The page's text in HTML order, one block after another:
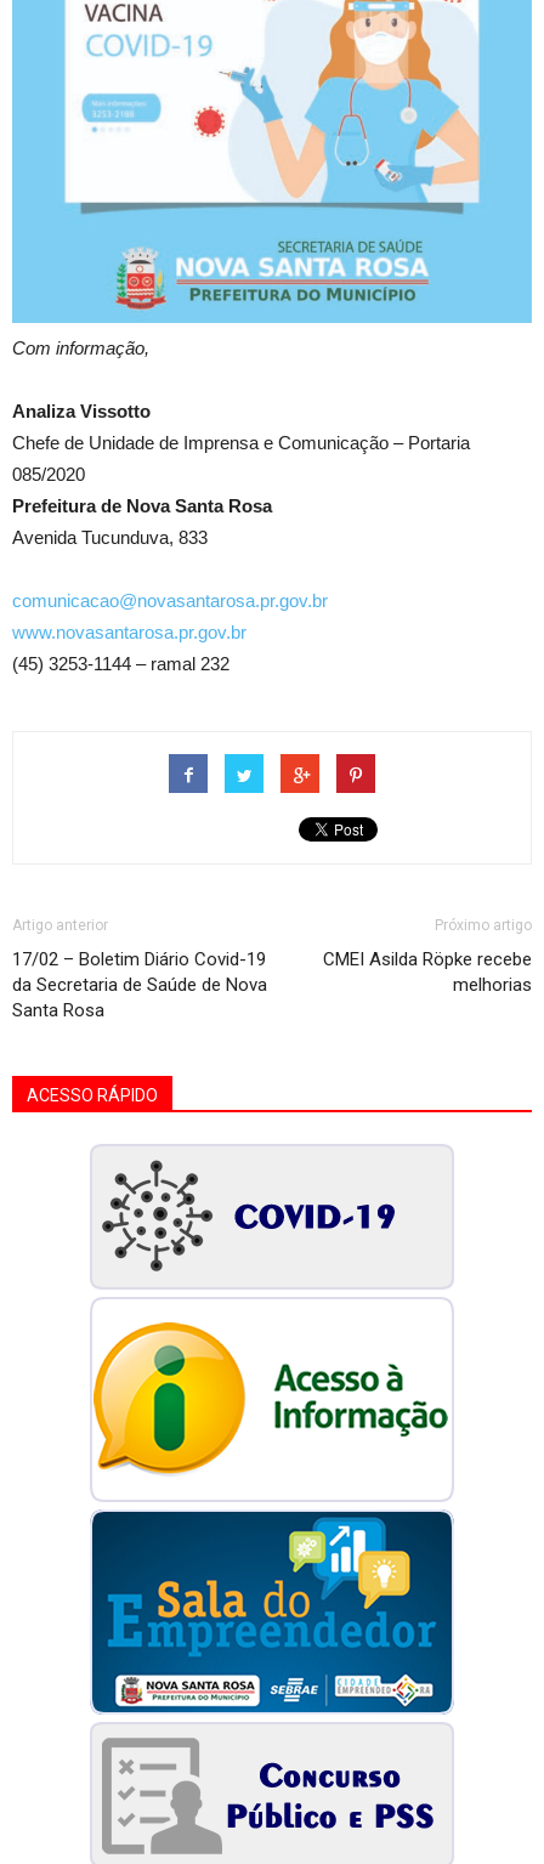
Com informação,
Analiza Vissotto
Chefe de Unidade de Imprensa e Comunicação – Portaria
085/2020
Prefeitura de Nova Santa Rosa
Avenida Tucunduva, 833
comunicacao@novasantarosa.pr.gov.br
www.novasantarosa.pr.gov.br
(45) 3253-1144 – ramal 232
Artigo anterior
17/02 – Boletim Diário Covid-19
da Secretaria de Saúde de Nova
Santa Rosa
Próximo artigo
CMEI Asilda Röpke recebe
melhorias
ACESSO RÁPIDO